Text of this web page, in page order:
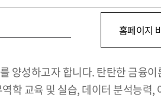
홈페이지
양성하고자 합니다. 탄탄한 금융
학 교육 및 실습, 데이터 분석능력,